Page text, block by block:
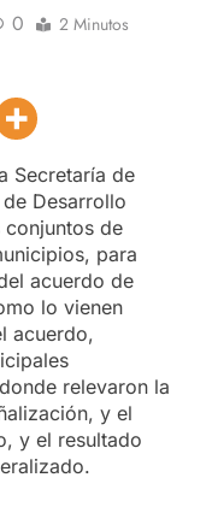
0 2 Minutos
Secretaría de
Desarrollo
de
para
acuerdo de
lo vienen
acuerdo,
relevaron la
y el
y el resultado